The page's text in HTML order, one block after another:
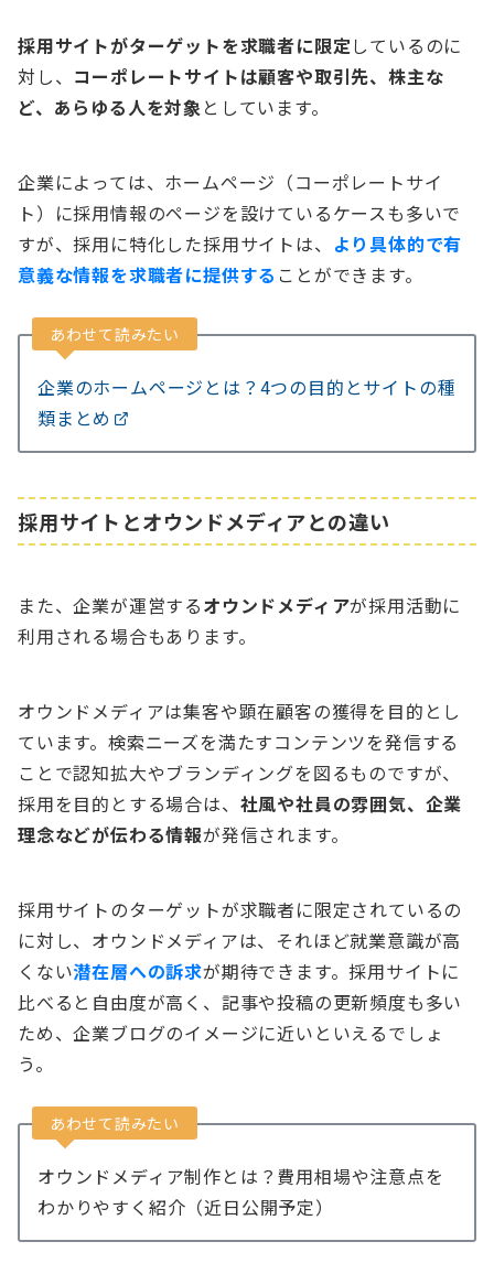
採用サイトがターゲットを求職者に限定しているのに
対し、 コーポレートサイトは顧客や取引先、株主な
ど、あらゆる人を対象 としています。
企業によっては、ホームページ（コーポレートサイ
ト）に採用情報のページを設けているケースも多いで
すが、採用に特化した採用サイトは、 より具体的で有
意義な情報を求職者に提供する ことができます。
あわせて読みたい
企業のホームページとは？4つの目的とサイトの種
類まとめ
採用サイトとオウンドメディアとの違い
また、企業が運営するオウンドメディアが採用活動に
利用される場合もあります。
オウンドメディアは集客や顕在顧客の獲得を目的とし
ています。検索ニーズを満たすコンテンツを発信する
ことで認知拡大やブランディングを図るものですが、
採用を目的とする場合は、 社風や社員の雰囲気、企業
理念などが伝わる情報が発信されます。
採用サイトのターゲットが求職者に限定されているの
に対し、オウンドメディアは、それほど就業意識が高
くない潜在層への訴求が期待できます。採用サイトに
比べると自由度が高く、記事や投稿の更新頻度も多い
ため、企業ブログのイメージに近いといえるでしょ
う。
あわせて読みたい
オウンドメディア制作とは？費用相場や注意点を
わかりやすく紹介（近日公開予定）